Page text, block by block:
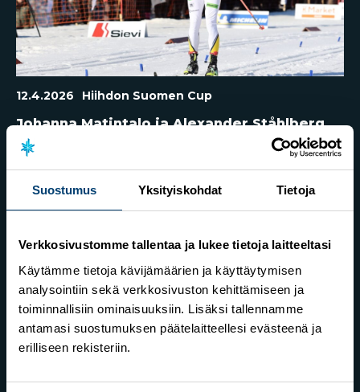
Suostumus Yksityiskohdat Tietoja
Verkkosivustomme tallentaa ja lukee tietoja laitteeltasi
Käytämme tietoja kävijämäärien ja käyttäytymisen
analysointiin sekä verkkosivuston kehittämiseen ja
toiminnallisiin ominaisuuksiin. Lisäksi tallennamme
antamasi suostumuksen päätelaitteellesi evästeenä ja
erilliseen rekisteriin.
12.4.2026 Hiihdon Suomen Cup
Johanna Matintalo ja Alexander Ståhlberg
Suomen mestaruuksiin pitkien matkojen
väliaikalähtökilpailuissa